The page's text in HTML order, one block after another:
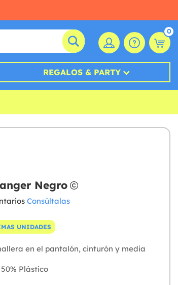
0
REGALOS & PARTY
Negro
Consúltalas
UNIDADES
en el pantalón, cinturón y media
Plástico